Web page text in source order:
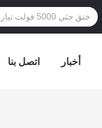
اتصل بنا أخبار